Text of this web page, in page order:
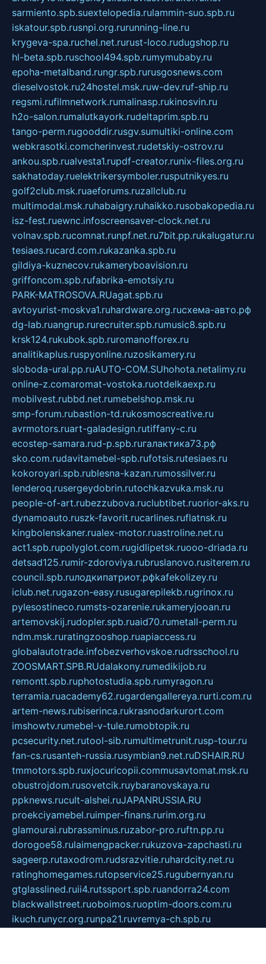
sarmiento.spb.suextelopedia.rulammin-suo.spb.ru
iskatour.spb.rusnpi.org.rurunning-line.ru
krygeva-spa.ruchel.net.rurust-loco.rudugshop.ru
hl-beta.spb.ruschool494.spb.rumymubaby.ru
epoha-metalband.rungr.spb.rurusgosnews.com
dieselvostok.ru24hostel.msk.ruw-dev.ruf-ship.ru
regsmi.rufilmnetwork.rumalinasp.rukinosvin.ru
h2o-salon.rumalutkayork.rudeltaprim.spb.ru
tango-perm.rugooddir.rusgv.sumultiki-online.com
webkrasotki.comcherinvest.rudetskiy-ostrov.ru
ankou.spb.rualvesta1.rupdf-creator.runix-files.org.ru
sakhatoday.ruelektrikersymboler.rusputnikyes.ru
golf2club.msk.ruaeforums.ruzallclub.ru
multimodal.msk.ruhabaigry.ruhaikko.rusobakopedia.ru
isz-fest.ruewnc.infoscreensaver-clock.net.ru
volnav.spb.rucomnat.runpf.net.ru7bit.pp.rukalugatur.ru
tesiaes.rucard.com.rukazanka.spb.ru
gildiya-kuznecov.rukameryboavision.ru
griffoncom.spb.rufabrika-emotsiy.ru
PARK-MATROSOVA.RUagat.spb.ru
avtoyurist-moskva1.ruhardware.org.ruсхема-авто.рф
dg-lab.ruangrup.rurecruiter.spb.rumusic8.spb.ru
krsk124.rukubok.spb.ruromanofforex.ru
analitikaplus.ruspyonline.ruzosikamery.ru
sloboda-ural.pp.ruAUTO-COM.SUhohota.netalimy.ru
online-z.comaromat-vostoka.ruotdelkaexp.ru
mobilvest.rubbd.net.rumebelshop.msk.ru
smp-forum.rubastion-td.rukosmoscreative.ru
avrmotors.ruart-galadesign.rutiffany-c.ru
ecostep-samara.rud-p.spb.ruгалактика73.рф
sko.com.rudavitamebel-spb.rufotsis.rutesiaes.ru
kokoroyari.spb.rublesna-kazan.rumossilver.ru
lenderoq.rusergeydobrin.rutochkazvuka.msk.ru
people-of-art.rubezzubova.ruclubtibet.ruorior-aks.ru
dynamoauto.ruszk-favorit.rucarlines.ruflatnsk.ru
kingbolenskaner.rualex-motor.ruastroline.net.ru
act1.spb.rupolyglot.com.rugidlipetsk.ruooo-driada.ru
detsad125.rumir-zdoroviya.rubruslanovo.rusiterem.ru
council.spb.ruлодкипатриот.рфkafekolizey.ru
iclub.net.rugazon-easy.rusugarepilekb.rugrinox.ru
pylesostineco.rumsts-ozarenie.rukameryjooan.ru
artemovskij.rudopler.spb.ruaid70.rumetall-perm.ru
ndm.msk.ruratingzooshop.ruapiaccess.ru
globalautotrade.infobezverhovskoe.rudrsschool.ru
ZOOSMART.SPB.RUdalakony.rumedikijob.ru
remontt.spb.ruphotostudia.spb.rumyragon.ru
terramia.ruacademy62.rugardengallereya.rurti.com.ru
artem-news.rubiserinca.rukrasnodarkurort.com
imshowtv.rumebel-v-tule.rumobtopik.ru
pcsecurity.net.rutool-sib.rumultimetrunit.rusp-tour.ru
fan-cs.rusanteh-russia.rusymbian9.net.ruDSHAIR.RU
tmmotors.spb.ruxjocuricopii.commusavtomat.msk.ru
obustrojdom.rusovetcik.ruybaranovskaya.ru
ppknews.rucult-alshei.ruJAPANRUSSIA.RU
proekciyamebel.ruimper-finans.rurim.org.ru
glamourai.rubrassminus.ruzabor-pro.ruftn.pp.ru
dorogoe58.rulaimengpacker.rukuzova-zapchasti.ru
sageerp.rutaxodrom.rudsrazvitie.ruhardcity.net.ru
ratinghomegames.rutopservice25.rugubernyan.ru
gtglasslined.ruii4.rutssport.spb.ruandorra24.com
blackwallstreet.ruoboimos.ruoptim-doors.com.ru
ikuch.runycr.org.runpa21.ruvremya-ch.spb.ru